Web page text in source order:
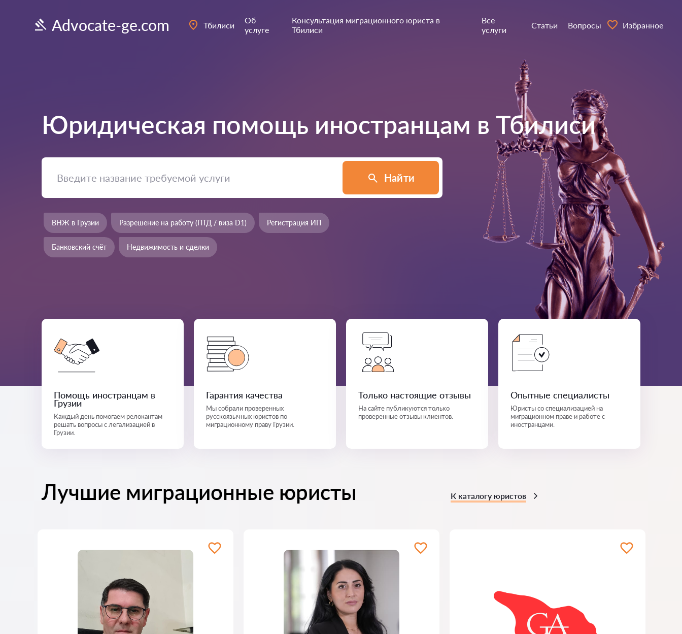
Advocate-ge.com Тбилиси
Об
услуге
Консультация миграционного юриста в
Тбилиси
Все
услуги
Статьи Вопросы Избранное
Юридическая помощь иностранцам в Тбилиси
Найти
ВНЖ в Грузии Разрешение на работу (ПТД / виза D1) Регистрация ИП
Банковский счёт Недвижимость и сделки
Помощь иностранцам в
Грузии
Каждый день помогаем релокантам
решать вопросы с легализацией в
Грузии.
Гарантия качества
Мы собрали проверенных
русскоязычных юристов по
миграционному праву Грузии.
Только настоящие отзывы
На сайте публикуются только
проверенные отзывы клиентов.
Опытные специалисты
Юристы со специализацией на
миграционном праве и работе с
иностранцами.
Лучшие миграционные юристы К каталогу юристов